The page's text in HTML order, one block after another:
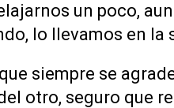
un poco,
lo llevamos en la
siempre se
otro, seguro que